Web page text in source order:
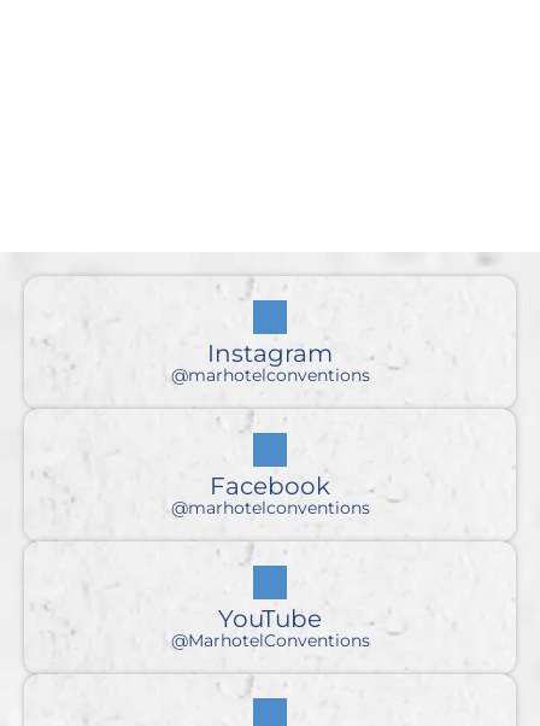
Instagram
@marhotelconventions
Facebook
@marhotelconventions
YouTube
@MarhotelConventions